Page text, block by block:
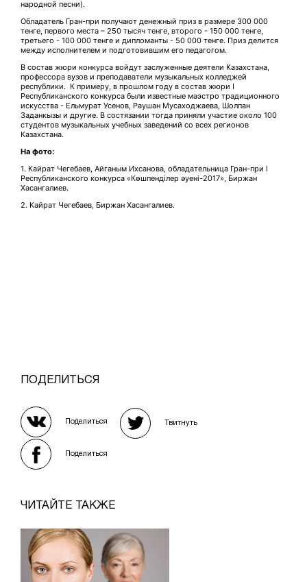
народной песни).
Обладатель Гран-при получают денежный приз в размере 300 000
тенге, первого места – 250 тысяч тенге, второго - 150 000 тенге,
третьего - 100 000 тенге и дипломанты - 50 000 тенге. Приз делится
между исполнителем и подготовившим его педагогом.
В состав жюри конкурса войдут заслуженные деятели Казахстана,
профессора вузов и преподаватели музыкальных колледжей
республики. К примеру, в прошлом году в состав жюри I
Республиканского конкурса были известные маэстро традиционного
искусства - Ельмурат Усенов, Раушан Мусаходжаева, Шолпан
Заданкызы и другие. В состязании тогда приняли участие около 100
студентов музыкальных учебных заведений со всех регионов
Казахстана.
На фото:
1. Кайрат Чегебаев, Айганым Ихсанова, обладательница Гран-при I
Республиканского конкурса «Көшпенділер әуені-2017», Биржан
Хасангалиев.
2. Кайрат Чегебаев, Биржан Хасангалиев.
ПОДЕЛИТЬСЯ
Поделиться Твитнуть
Поделиться
ЧИТАЙТЕ ТАКЖЕ